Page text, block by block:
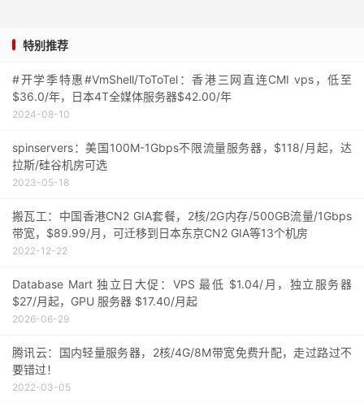
特别推荐
#开学季特惠#VmShell/ToToTel：香港三网直连CMI vps，低至
$36.0/年，日本4T全媒体服务器$42.00/年
2024-08-10
spinservers：美国100M-1Gbps不限流量服务器，$118/月起，达
拉斯/硅谷机房可选
2023-05-18
搬瓦工：中国香港CN2 GIA套餐，2核/2G内存/500GB流量/1Gbps
带宽，$89.99/月，可迁移到日本东京CN2 GIA等13个机房
2022-12-22
Database Mart 独立日大促：VPS 最低 $1.04/月，独立服务器
$27/月起，GPU 服务器 $17.40/月起
2026-06-29
腾讯云：国内轻量服务器，2核/4G/8M带宽免费升配，走过路过不
要错过！
2022-03-05